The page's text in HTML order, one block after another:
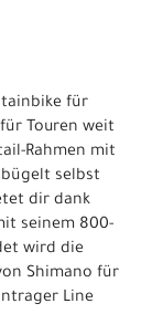
für
Touren weit
Rahmen mit
bügelt selbst
dir dank
seinem 800-
wird die
Shimano für
Line